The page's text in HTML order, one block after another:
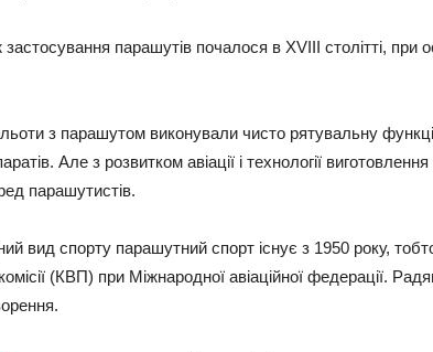
парашутів почалося в XVIII столітті, при
з парашутом виконували чисто рятувальну
Але з розвитком авіації і технології
парашутистів.
вид спорту парашутний спорт існує з 1950 року,
(КВП) при Міжнародної авіаційної федерації.